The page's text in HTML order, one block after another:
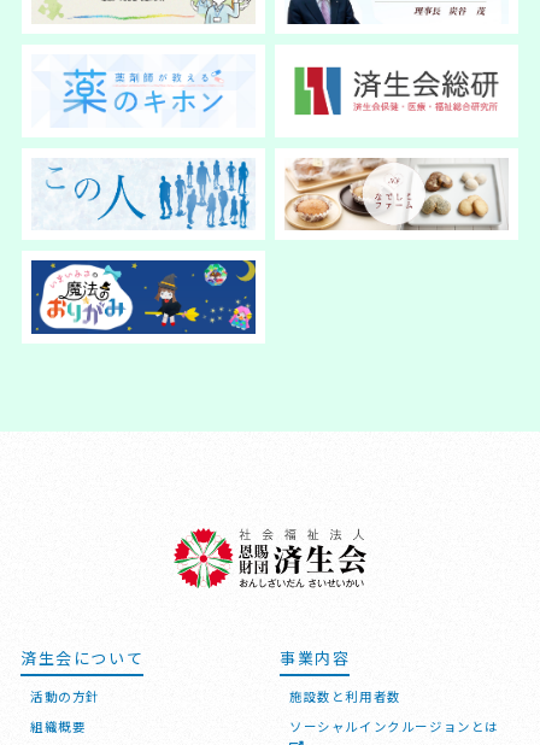
済生会について
活動の方針
組織概要
事業内容
施設数と利用者数
ソーシャルインクルージョンとは